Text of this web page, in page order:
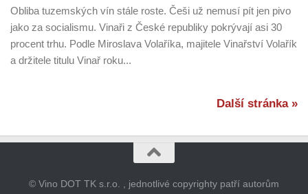
Obliba tuzemských vín stále roste. Češi už nemusí pít jen pivo
jako za socialismu. Vinaři z České republiky pokrývají asi 30
procent trhu. Podle Miroslava Volaříka, majitele Vinařství Volařík
a držitele titulu Vinař roku...
Další stránka »
© Vino DOT TK s.r.o. , jednotlivé copyrighty patří autorům